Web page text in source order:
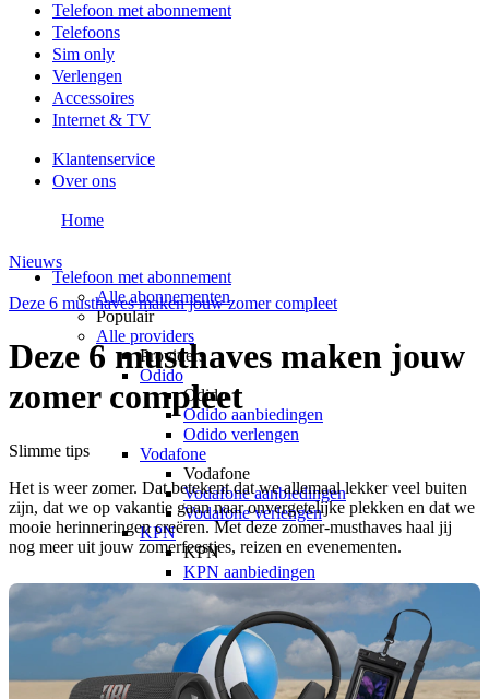
Telefoon met abonnement
Telefoons
Sim only
Verlengen
Accessoires
Internet & TV
Klantenservice
Over ons
Telefoon met abonnement
Alle abonnementen
Populair
Alle providers
Providers
Odido
Odido
Odido aanbiedingen
Odido verlengen
Vodafone
Vodafone
Vodafone aanbiedingen
Vodafone verlengen
KPN
KPN
KPN aanbiedingen
KPN verlengen
hollandsnieuwe
hollandsnieuwe
hollandsnieuwe aanbiedingen
hollandsnieuwe verlengen
Ben
Home
Nieuws
Deze 6 musthaves maken jouw zomer compleet
Deze 6 musthaves maken jouw
zomer compleet
Slimme tips
Het is weer zomer. Dat betekent dat we allemaal lekker veel buiten
zijn, dat we op vakantie gaan naar onvergetelijke plekken en dat we
mooie herinneringen creëren. Met deze zomer-musthaves haal jij
nog meer uit jouw zomerfeestjes, reizen en evenementen.